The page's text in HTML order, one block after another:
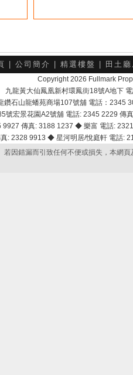
公司簡介 精選樓盤 田土
Copyright 2026 Fullmark
九龍黃大仙鳳凰新村環鳳街18號A地下
鑽石山龍蟠苑商場107號舖 電話：2345
號宏景花園A2號舖 電話: 2345 2229
9927 傳真: 3188 1237 ◆ 樂富 電話:
: 2328 9913 ◆ 星河明居/悅庭軒 電話
因錯漏而引致任何不便或損失，本網